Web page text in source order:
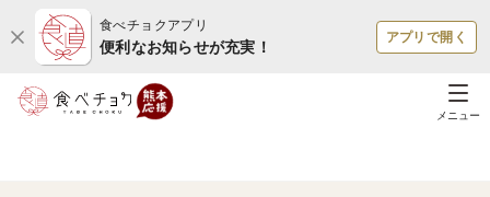
食べチョクアプリ
便利なお知らせが充実！
アプリで開く
メニュー